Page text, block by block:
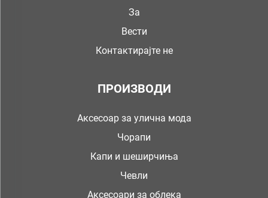
За
Вести
Контактирајте не
ПРОИЗВОДИ
Аксесоар за улична мода
Чорапи
Капи и шеширчиња
Чевли
Аксесоари за облека